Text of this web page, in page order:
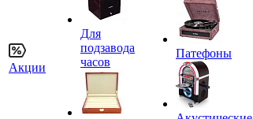
Акции
Для
подзавода
часов
Патефоны